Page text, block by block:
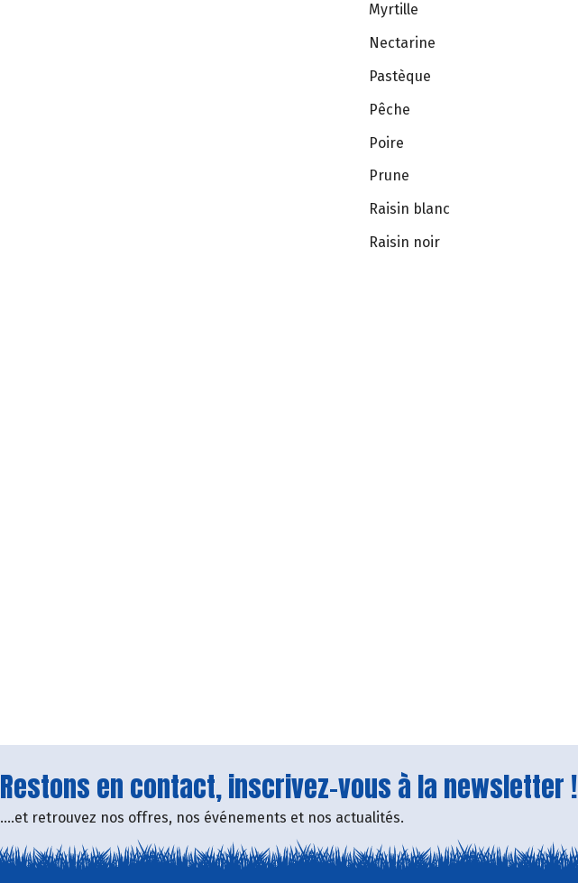
Myrtille
Nectarine
Pastèque
Pêche
Poire
Prune
Raisin blanc
Raisin noir
Restons en contact, inscrivez-vous à la newsletter !
....et retrouvez nos offres, nos événements et nos actualités.